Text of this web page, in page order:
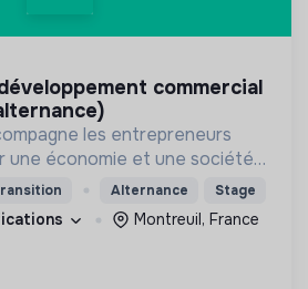
les entrepreneurs
une économie et une société
durable.
Alternance Stage
Montreuil, France